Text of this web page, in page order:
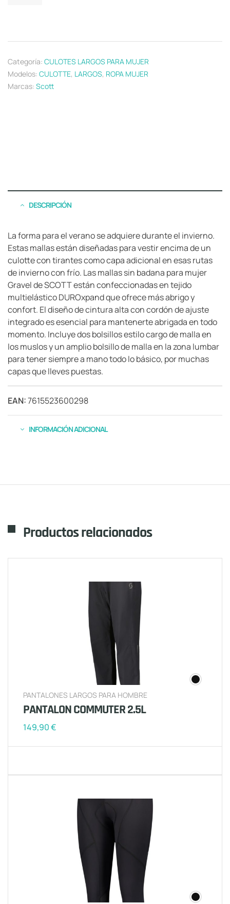
Categoría: CULOTES LARGOS PARA MUJER
Modelos: CULOTTE, LARGOS, ROPA MUJER
Marcas: Scott
DESCRIPCIÓN
La forma para el verano se adquiere durante el invierno.
Estas mallas están diseñadas para vestir encima de un
culotte con tirantes como capa adicional en esas rutas
de invierno con frío. Las mallas sin badana para mujer
Gravel de SCOTT están confeccionadas en tejido
multielástico DUROxpand que ofrece más abrigo y
confort. El diseño de cintura alta con cordón de ajuste
integrado es esencial para mantenerte abrigada en todo
momento. Incluye dos bolsillos estilo cargo de malla en
los muslos y un amplio bolsillo de malla en la zona lumbar
para tener siempre a mano todo lo básico, por muchas
capas que lleves puestas.
EAN:7615523600298
INFORMACIÓN ADICIONAL
Productos relacionados
PANTALONES LARGOS PARA HOMBRE
PANTALON COMMUTER 2.5L
149,90€